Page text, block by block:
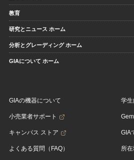
教育
研究とニュース ホーム
分析とグレーディング ホーム
GIAについて ホーム
GIAの機器について
小売業者サポート
キャンパス ストア
よくある質問（FAQ）
学
GIA
所